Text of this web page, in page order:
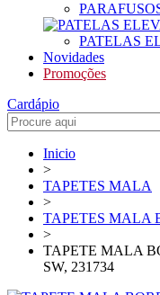
PATELAS
Novidades
Promoções
Cardápio
Inicio
>
TAPETES MALA
>
TAPETES MALA
>
TAPETE MALA
SW, 231734